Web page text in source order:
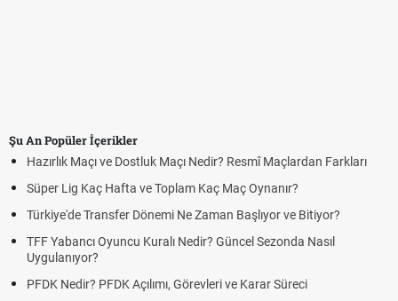
Şu An Popüler İçerikler
Hazırlık Maçı ve Dostluk Maçı Nedir? Resmî Maçlardan Farkları
Süper Lig Kaç Hafta ve Toplam Kaç Maç Oynanır?
Türkiye'de Transfer Dönemi Ne Zaman Başlıyor ve Bitiyor?
TFF Yabancı Oyuncu Kuralı Nedir? Güncel Sezonda Nasıl
Uygulanıyor?
PFDK Nedir? PFDK Açılımı, Görevleri ve Karar Süreci